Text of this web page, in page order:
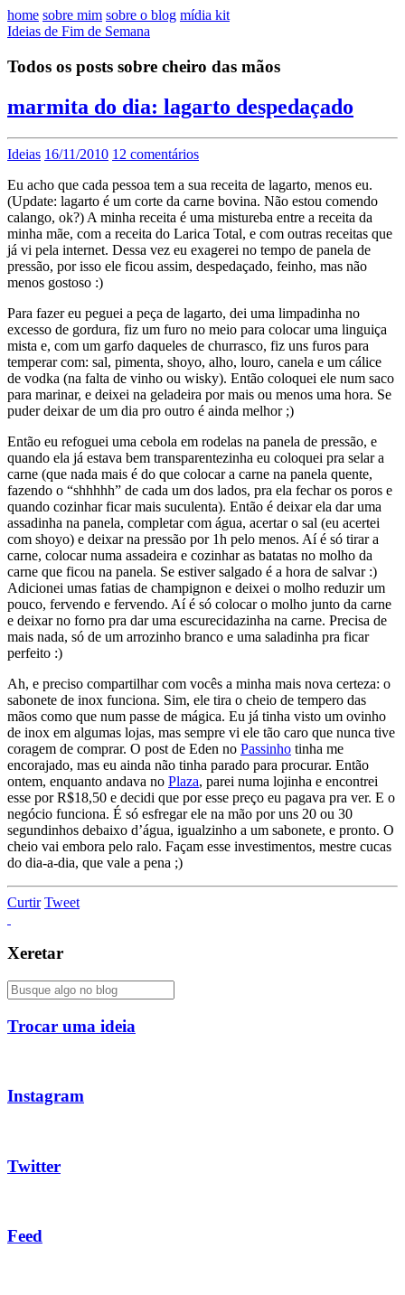
home sobre mim sobre o blog mídia kit
Ideias de Fim de Semana
Todos os posts sobre cheiro das mãos
marmita do dia: lagarto despedaçado
Ideias 16/11/2010 12 comentários
Eu acho que cada pessoa tem a sua receita de lagarto, menos eu.
(Update: lagarto é um corte da carne bovina. Não estou comendo
calango, ok?) A minha receita é uma mistureba entre a receita da
minha mãe, com a receita do Larica Total, e com outras receitas que
já vi pela internet. Dessa vez eu exagerei no tempo de panela de
pressão, por isso ele ficou assim, despedaçado, feinho, mas não
menos gostoso :)
Para fazer eu peguei a peça de lagarto, dei uma limpadinha no
excesso de gordura, fiz um furo no meio para colocar uma linguiça
mista e, com um garfo daqueles de churrasco, fiz uns furos para
temperar com: sal, pimenta, shoyo, alho, louro, canela e um cálice
de vodka (na falta de vinho ou wisky). Então coloquei ele num saco
para marinar, e deixei na geladeira por mais ou menos uma hora. Se
puder deixar de um dia pro outro é ainda melhor ;)
Então eu refoguei uma cebola em rodelas na panela de pressão, e
quando ela já estava bem transparentezinha eu coloquei pra selar a
carne (que nada mais é do que colocar a carne na panela quente,
fazendo o “shhhhh” de cada um dos lados, pra ela fechar os poros e
quando cozinhar ficar mais suculenta). Então é deixar ela dar uma
assadinha na panela, completar com água, acertar o sal (eu acertei
com shoyo) e deixar na pressão por 1h pelo menos. Aí é só tirar a
carne, colocar numa assadeira e cozinhar as batatas no molho da
carne que ficou na panela. Se estiver salgado é a hora de salvar :)
Adicionei umas fatias de champignon e deixei o molho reduzir um
pouco, fervendo e fervendo. Aí é só colocar o molho junto da carne
e deixar no forno pra dar uma escurecidazinha na carne. Precisa de
mais nada, só de um arrozinho branco e uma saladinha pra ficar
perfeito :)
Ah, e preciso compartilhar com vocês a minha mais nova certeza: o
sabonete de inox funciona. Sim, ele tira o cheio de tempero das
mãos como que num passe de mágica. Eu já tinha visto um ovinho
de inox em algumas lojas, mas sempre vi ele tão caro que nunca tive
coragem de comprar. O post de Eden no Passinho tinha me
encorajado, mas eu ainda não tinha parado para procurar. Então
ontem, enquanto andava no Plaza, parei numa lojinha e encontrei
esse por R$18,50 e decidi que por esse preço eu pagava pra ver. E o
negócio funciona. É só esfregar ele na mão por uns 20 ou 30
segundinhos debaixo d’água, igualzinho a um sabonete, e pronto. O
cheio vai embora pelo ralo. Façam esse investimentos, mestre cucas
do dia-a-dia, que vale a pena ;)
Curtir Tweet
Xeretar
Trocar uma ideia
Instagram
Twitter
Feed